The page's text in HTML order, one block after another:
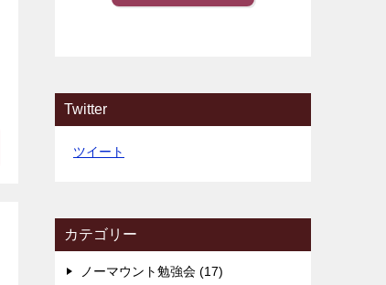
Twitter
ツイート
カテゴリー
ノーマウント勉強会 (17)